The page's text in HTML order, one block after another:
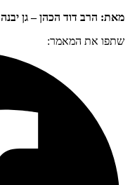
מאת: הרב דוד הכהן – גן יבנה
שתפו את המאמר: